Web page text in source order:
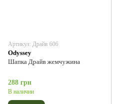
Артикул: Драйв 606
Odyssey
Шапка Драйв жемчужина
288 грн
В наличии